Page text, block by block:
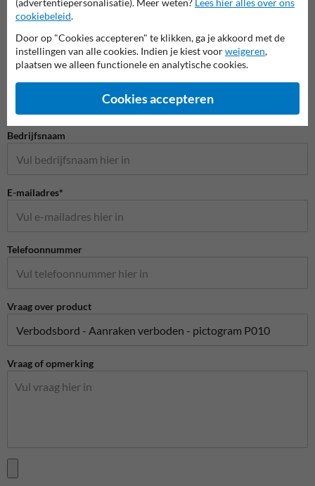
Stel je vraag aan Veiligheidsbordkopen.be
Bedrijfsnaam
E-mailadres*
Telefoonnummer
Vraag over product
Vraag of opmerking
(advertentiepersonalisatie). Meer weten? Lees hier alles over ons
cookiebeleid.
Door op "Cookies accepteren" te klikken, ga je akkoord met de
instellingen van alle cookies. Indien je kiest voorweigeren,
plaatsen we alleen functionele en analytische cookies.
Cookies accepteren